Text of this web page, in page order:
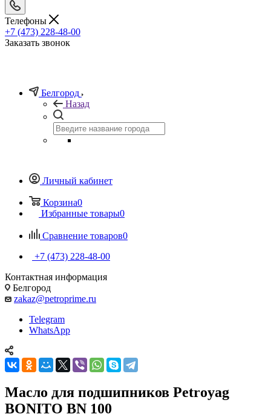
Телефоны
+7 (473) 228-48-00
Заказать звонок
Белгород
Назад
Личный кабинет
Корзина0
Избранные товары0
Сравнение товаров0
+7 (473) 228-48-00
Контактная информация
Белгород
zakaz@petroprime.ru
Telegram
WhatsApp
Масло для подшипников Petroyag
BONITO BN 100